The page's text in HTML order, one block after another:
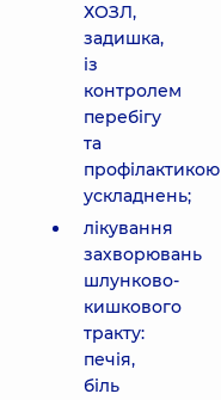
ХОЗЛ,
задишка,
із
контролем
перебігу
та
профілактикою
ускладнень;
лікування
захворювань
шлунково-
кишкового
тракту:
печія,
біль